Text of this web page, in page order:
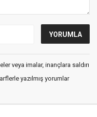
veya imalar, inançlara saldırı
yazılmış yorumlar